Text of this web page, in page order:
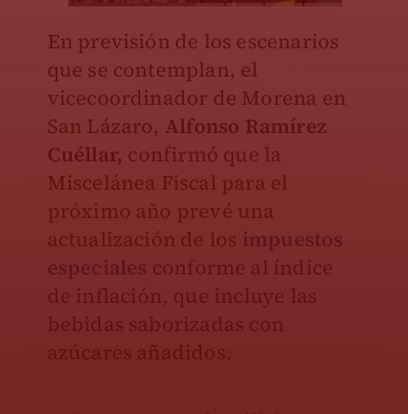
En previsión de los escenarios
que se contemplan, el
vicecoordinador de Morena en
San Lázaro, Alfonso Ramírez
Cuéllar, confirmó que la
Miscelánea Fiscal para el
próximo año prevé una
actualización de los impuestos
especiales conforme al índice
de inflación, que incluye las
bebidas saborizadas con
azúcares añadidos.